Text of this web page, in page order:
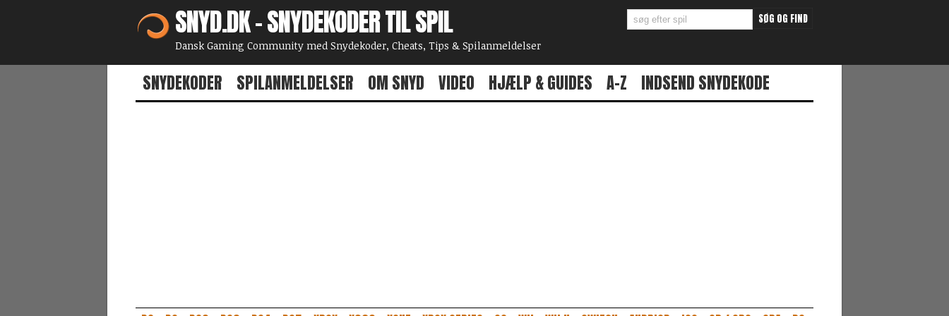
SNYD.DK - SNYDEKODER TIL SPIL
Dansk Gaming Community med Snydekoder, Cheats, Tips & Spilanmeldelser
SNYDEKODER SPILANMELDELSER OM SNYD VIDEO HJÆLP & GUIDES A-Z INDSEND SNYDEKODE